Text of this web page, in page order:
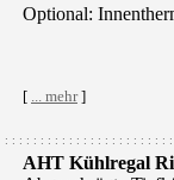
Optional:
[ ... mehr]
: : : : : : : : : : : : : : : : : : : : : : :
AHT Kühlregal